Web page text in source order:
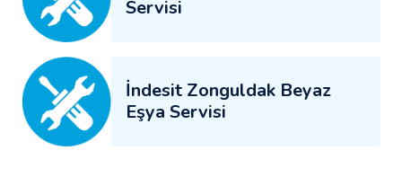
Servisi
İndesit Zonguldak Beyaz
Eşya Servisi